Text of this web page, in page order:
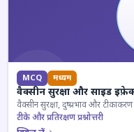
MCQ मध्यम
वैक्सीन सुरक्षा और साइड
वैक्सीन सुरक्षा, दुष्प्रभाव और टीकाकरण
टीके और प्रतिरक्षण प्रश्नोत्तरी